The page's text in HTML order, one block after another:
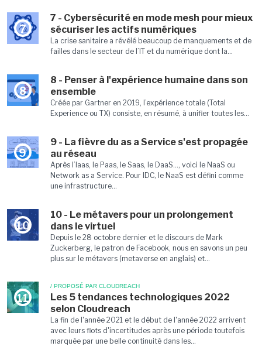
7
7 - Cybersécurité en mode mesh pour mieux
sécuriser les actifs numériques
La crise sanitaire a révélé beaucoup de manquements et de
failles dans le secteur de l’IT et du numérique dont la...
8
8 - Penser à l'expérience humaine dans son
ensemble
Créée par Gartner en 2019, l’expérience totale (Total
Experience ou TX) consiste, en résumé, à unifier toutes les...
9
9 - La fièvre du as a Service s'est propagée
au réseau
Après l’Iaas, le Paas, le Saas, le DaaS…, voici le NaaS ou
Network as a Service. Pour IDC, le NaaS est défini comme
une infrastructure...
10
10 - Le métavers pour un prolongement
dans le virtuel
Depuis le 28 octobre dernier et le discours de Mark
Zuckerberg, le patron de Facebook, nous en savons un peu
plus sur le métavers (metaverse en anglais) et...
11
/ PROPOSÉ PAR CLOUDREACH
Les 5 tendances technologiques 2022
selon Cloudreach
La fin de l'année 2021 et le début de l'année 2022 arrivent
avec leurs flots d'incertitudes après une période toutefois
marquée par une belle continuité dans les...